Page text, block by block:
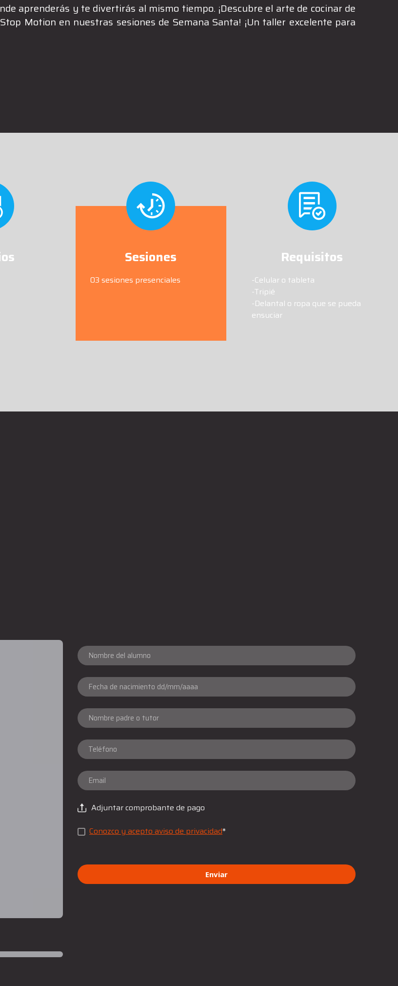
aprenderás y te divertirás al mismo tiempo. ¡Descubre el arte de cocinar de
Motion en nuestras sesiones de Semana Santa! ¡Un taller excelente para
Sesiones
03 sesiones presenciales
Requisitos
-Celular o tableta
-Tripié
-Delantal o ropa que se pueda
ensuciar
Adjuntar comprobante de pago
Conozco y acepto aviso de privacidad*
Enviar